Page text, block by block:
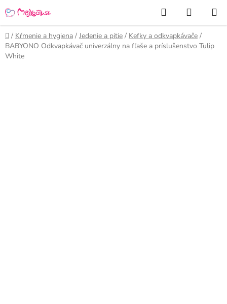
na
obsah
Hľadať
KOŠÍK
Domov
/ Kŕmenie a hygiena / Jedenie a pitie / Kefky a odkvapkávače /
BABYONO Odkvapkávač univerzálny na fľaše a príslušenstvo Tulip
White